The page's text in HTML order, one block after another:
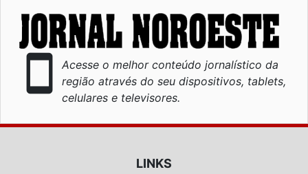
smartphone
Acesse o melhor conteúdo jornalístico da
região através do seu dispositivos, tablets,
celulares e televisores.
LINKS